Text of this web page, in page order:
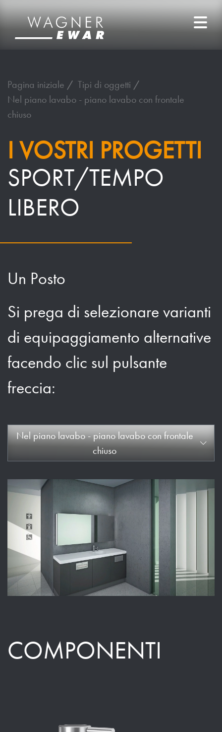
Pagina iniziale
Tipi di oggetti
Nel piano lavabo - piano lavabo con frontale
chiuso
I VOSTRI PROGETTI
SPORT/TEMPO
LIBERO
Un Posto
Si prega di selezionare varianti
di equipaggiamento alternative
facendo clic sul pulsante
freccia:
Nel piano lavabo - piano lavabo con frontale
chiuso
COMPONENTI